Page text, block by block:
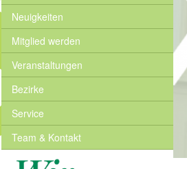
Neuigkeiten
Mitglied werden
Veranstaltungen
Bezirke
Service
Team & Kontakt